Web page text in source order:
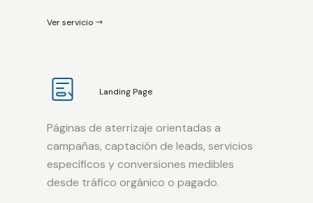
Ver servicio
Landing Page
Páginas de aterrizaje orientadas a
campañas, captación de leads, servicios
específicos y conversiones medibles
desde tráfico orgánico o pagado.